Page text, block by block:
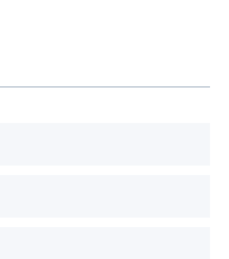
a făcut senzație